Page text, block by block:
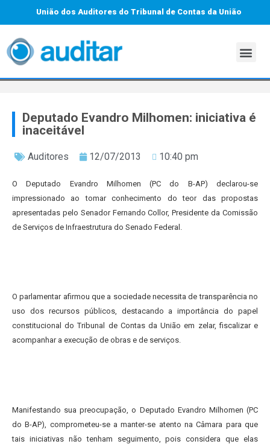
União dos Auditores do Tribunal de Contas da União
Deputado Evandro Milhomen: iniciativa é
inaceitável
Auditores 12/07/2013 10:40 pm
O Deputado Evandro Milhomen (PC do B-AP) declarou-se
impressionado ao tomar conhecimento do teor das propostas
apresentadas pelo Senador Fernando Collor, Presidente da Comissão
de Serviços de Infraestrutura do Senado Federal.
O parlamentar afirmou que a sociedade necessita de transparência no
uso dos recursos públicos, destacando a importância do papel
constitucional do Tribunal de Contas da União em zelar, fiscalizar e
acompanhar a execução de obras e de serviços.
Manifestando sua preocupação, o Deputado Evandro Milhomen (PC
do B-AP), comprometeu-se a manter-se atento na Câmara para que
tais iniciativas não tenham seguimento, pois considera que elas